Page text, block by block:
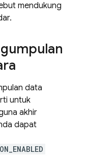
mendukung
data
untuk
akhir
dapat